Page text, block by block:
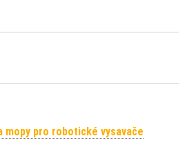
mopy pro robotické vysavače